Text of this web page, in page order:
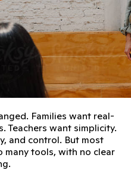
Families want real-
Teachers want simplicity.
and control. But most
tools, with no clear